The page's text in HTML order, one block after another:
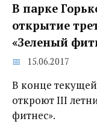
В парке
открытие
«Зеленый
15.06.2017
В конце
откроют III
фитнес».